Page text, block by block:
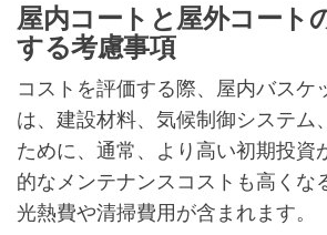
屋内コートと屋外コート
する考慮事項
コストを評価する際、屋内バスケ
は、建設材料、気候制御システム
ために、通常、より高い初期投資
的なメンテナンスコストも高くな
光熱費や清掃費用が含まれます。